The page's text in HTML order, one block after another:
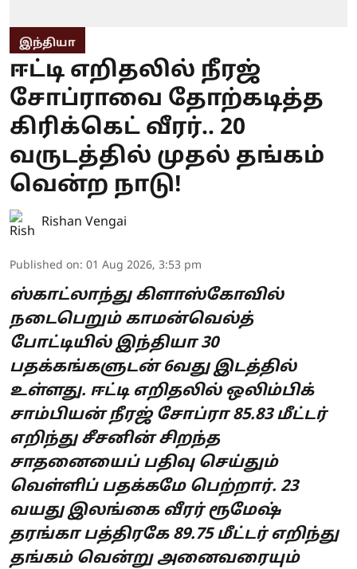
இந்தியா
ஈட்டி எறிதலில் நீரஜ்
சோப்ராவை தோற்கடித்த
கிரிக்கெட் வீரர்.. 20
வருடத்தில் முதல் தங்கம்
வென்ற நாடு!
Rishan Vengai
Published on: 01 Aug 2026, 3:53 pm
ஸ்காட்லாந்து கிளாஸ்கோவில்
நடைபெறும் காமன்வெல்த்
போட்டியில் இந்தியா 30
பதக்கங்களுடன் 6வது இடத்தில்
உள்ளது. ஈட்டி எறிதலில் ஒலிம்பிக்
சாம்பியன் நீரஜ் சோப்ரா 85.83 மீட்டர்
எறிந்து சீசனின் சிறந்த
சாதனையைப் பதிவு செய்தும்
வெள்ளிப் பதக்கமே பெற்றார். 23
வயது இலங்கை வீரர் ரூமேஷ்
தரங்கா பத்திரகே 89.75 மீட்டர் எறிந்து
தங்கம் வென்று அனைவரையும்